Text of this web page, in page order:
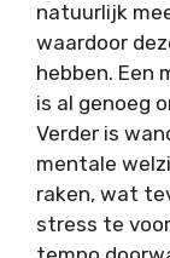
natuurlijk
waardoor
hebben. Een
is al genoeg
Verder is
mentale
raken, wat
stress te